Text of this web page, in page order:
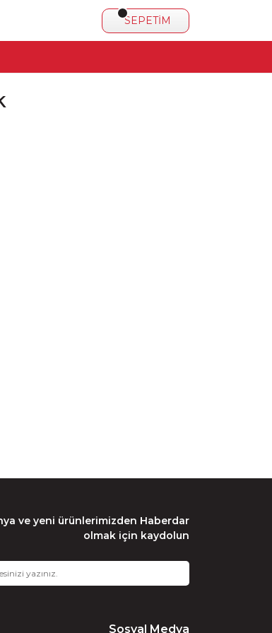
SEPETİM
ve yeni ürünlerimizden Haberdar
olmak için kaydolun
Sosyal Medya